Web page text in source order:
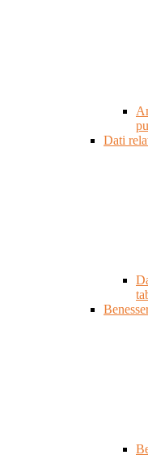
Dati